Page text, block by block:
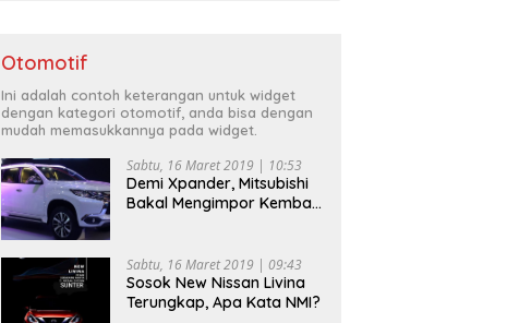
Otomotif
Ini adalah contoh keterangan untuk widget
dengan kategori otomotif, anda bisa dengan
mudah memasukkannya pada widget.
Sabtu, 16 Maret 2019 | 10:53
Demi Xpander, Mitsubishi
Bakal Mengimpor Kembali
Sabtu, 16 Maret 2019 | 09:43
Sosok New Nissan Livina
Terungkap, Apa Kata NMI?